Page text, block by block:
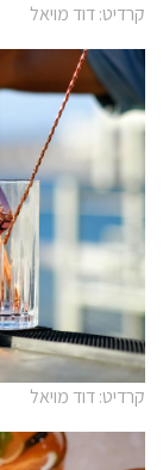
קרדיט: דוד מויאל
קרדיט: דוד מויאל